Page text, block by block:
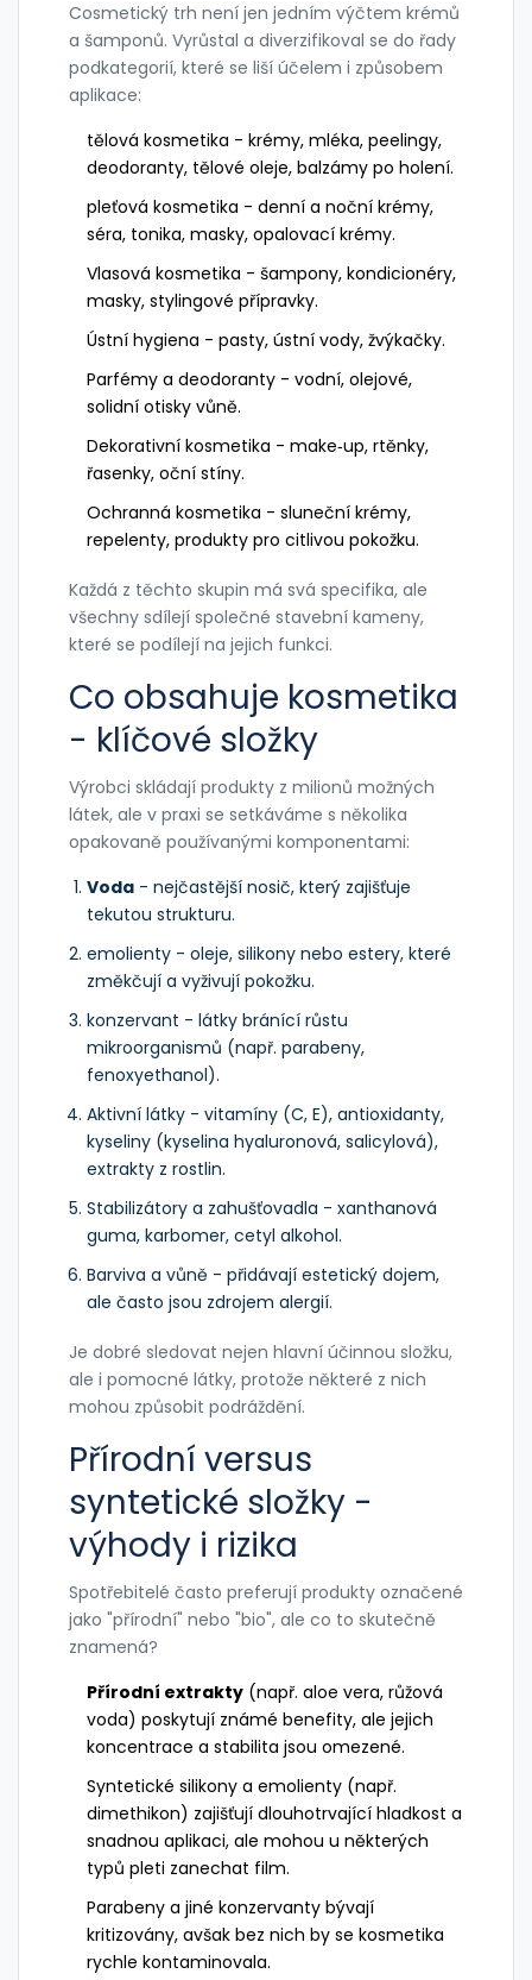
Cosmetický trh není jen jedním výčtem krémů
a šamponů. Vyrůstal a diverzifikoval se do řady
podkategorií, které se liší účelem i způsobem
aplikace:
tělová kosmetika - krémy, mléka, peelingy,
deodoranty, tělové oleje, balzámy po holení.
pleťová kosmetika - denní a noční krémy,
séra, tonika, masky, opalovací krémy.
Vlasová kosmetika - šampony, kondicionéry,
masky, stylingové přípravky.
Ústní hygiena - pasty, ústní vody, žvýkačky.
Parfémy a deodoranty - vodní, olejové,
solidní otisky vůně.
Dekorativní kosmetika - make‑up, rtěnky,
řasenky, oční stíny.
Ochranná kosmetika - sluneční krémy,
repelenty, produkty pro citlivou pokožku.
Každá z těchto skupin má svá specifika, ale
všechny sdílejí společné stavební kameny,
které se podílejí na jejich funkci.
Co obsahuje kosmetika
- klíčové složky
Výrobci skládají produkty z milionů možných
látek, ale v praxi se setkáváme s několika
opakovaně používanými komponentami:
Voda - nejčastější nosič, který zajišťuje
tekutou strukturu.
emolienty - oleje, silikony nebo estery, které
změkčují a vyživují pokožku.
konzervant - látky bránící růstu
mikroorganismů (např. parabeny,
fenoxyethanol).
Aktivní látky - vitamíny (C, E), antioxidanty,
kyseliny (kyselina hyaluronová, salicylová),
extrakty z rostlin.
Stabilizátory a zahušťovadla - xanthanová
guma, karbomer, cetyl alkohol.
Barviva a vůně - přidávají estetický dojem,
ale často jsou zdrojem alergií.
Je dobré sledovat nejen hlavní účinnou složku,
ale i pomocné látky, protože některé z nich
mohou způsobit podráždění.
Přírodní versus
syntetické složky -
výhody i rizika
Spotřebitelé často preferují produkty označené
jako "přírodní" nebo "bio", ale co to skutečně
znamená?
Přírodní extrakty (např. aloe vera, růžová
voda) poskytují známé benefity, ale jejich
koncentrace a stabilita jsou omezené.
Syntetické silikony a emolienty (např.
dimethikon) zajišťují dlouhotrvající hladkost a
snadnou aplikaci, ale mohou u některých
typů pleti zanechat film.
Parabeny a jiné konzervanty bývají
kritizovány, avšak bez nich by se kosmetika
rychle kontaminovala.